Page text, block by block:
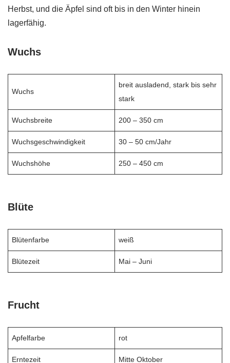
Herbst, und die Äpfel sind oft bis in den Winter hinein
lagerfähig.
Wuchs
Wuchs
breit ausladend, stark bis sehr
stark
Wuchsbreite 200 – 350 cm
Wuchsgeschwindigkeit 30 – 50 cm/Jahr
Wuchshöhe 250 – 450 cm
Blüte
Blütenfarbe weiß
Blütezeit Mai – Juni
Frucht
Apfelfarbe rot
Erntezeit Mitte Oktober